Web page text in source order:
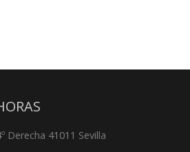
Derecha 41011 Sevilla